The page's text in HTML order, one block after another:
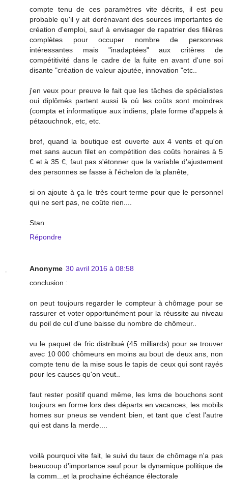
compte tenu de ces paramètres vite décrits, il est peu
probable qu'il y ait dorénavant des sources importantes de
création d'emploi, sauf à envisager de rapatrier des filières
complètes pour occuper nombre de personnes
intéressantes mais "inadaptées" aux critères de
compétitivité dans le cadre de la fuite en avant d'une soi
disante "création de valeur ajoutée, innovation "etc..
j'en veux pour preuve le fait que les tâches de spécialistes
oui diplômés partent aussi là où les coûts sont moindres
(compta et informatique aux indiens, plate forme d'appels à
pétaouchnok, etc, etc.
bref, quand la boutique est ouverte aux 4 vents et qu'on
met sans aucun filet en compétition des coûts horaires à 5
€ et à 35 €, faut pas s'étonner que la variable d'ajustement
des personnes se fasse à l'échelon de la planête,
si on ajoute à ça le très court terme pour que le personnel
qui ne sert pas, ne coûte rien....
Stan
Répondre
Anonyme 30 avril 2016 à 08:58
conclusion :
on peut toujours regarder le compteur à chômage pour se
rassurer et voter opportunément pour la réussite au niveau
du poil de cul d'une baisse du nombre de chômeur..
vu le paquet de fric distribué (45 milliards) pour se trouver
avec 10 000 chômeurs en moins au bout de deux ans, non
compte tenu de la mise sous le tapis de ceux qui sont rayés
pour les causes qu'on veut..
faut rester positif quand même, les kms de bouchons sont
toujours en forme lors des départs en vacances, les mobils
homes sur pneus se vendent bien, et tant que c'est l'autre
qui est dans la merde....
voilà pourquoi vite fait, le suivi du taux de chômage n'a pas
beaucoup d'importance sauf pour la dynamique politique de
la comm...et la prochaine échéance électorale